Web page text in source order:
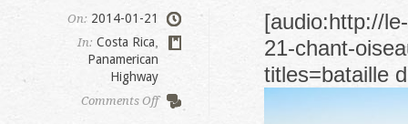
On: 2014-01-21
In: Costa Rica
Panamerican
Highway
Comments Offon
[audio:http://
21-chant-
titles=bataille